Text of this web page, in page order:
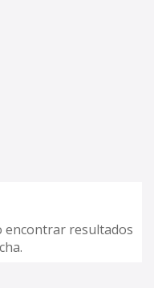
encontrar resultados